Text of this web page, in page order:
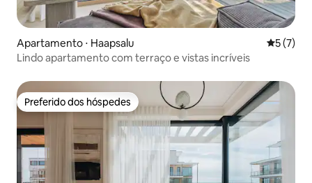
Apartamento ⋅ Haapsalu 5 de
5 (7)
Lindo apartamento com terraço e vistas incríveis
Preferido dos hóspedes
Preferido dos hóspedes